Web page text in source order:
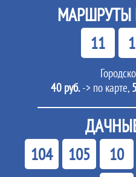
МАРШРУТЫ
11
40 руб.-> по карте,
104 105 10